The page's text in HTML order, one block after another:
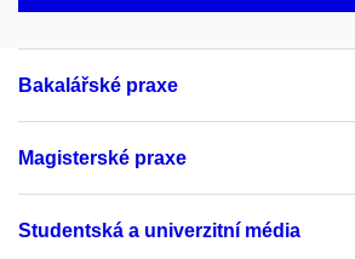
Bakalářské praxe
Magisterské praxe
Studentská a univerzitní média